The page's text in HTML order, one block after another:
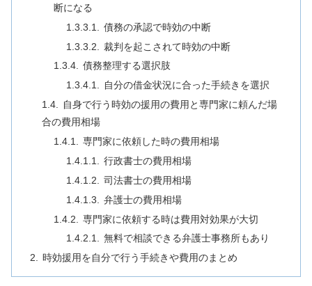
断になる
債務の承認で時効の中断
裁判を起こされて時効の中断
債務整理する選択肢
自分の借金状況に合った手続きを選択
自身で行う時効の援用の費用と専門家に頼んだ場
合の費用相場
専門家に依頼した時の費用相場
行政書士の費用相場
司法書士の費用相場
弁護士の費用相場
専門家に依頼する時は費用対効果が大切
無料で相談できる弁護士事務所もあり
時効援用を自分で行う手続きや費用のまとめ